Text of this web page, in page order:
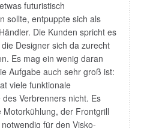
futuristisch
sollte, entpuppte sich als
Die Kunden spricht es
Designer sich da zurecht
Es mag ein wenig daran
Aufgabe auch sehr groß ist:
viele funktionale
Verbrenners nicht. Es
Motorkühlung, der Frontgrill
für den Visko-